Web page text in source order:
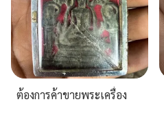
ต้องการค้าขายพระเครื่อง